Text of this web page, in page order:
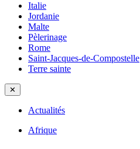
Italie
Jordanie
Malte
Pèlerinage
Rome
Saint-Jacques-de-Compostelle
Terre sainte
✕
Actualités
Afrique